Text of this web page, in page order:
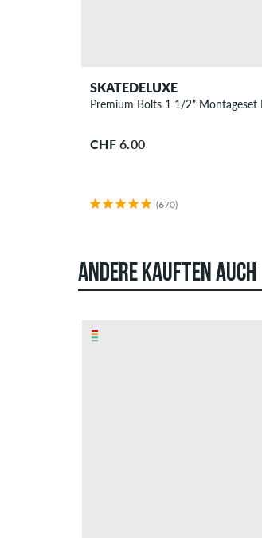
SKATEDELUXE
Premium Bolts 1 1/2" Montageset
CHF 6.00
(670)
ANDERE KAUFTEN AUCH